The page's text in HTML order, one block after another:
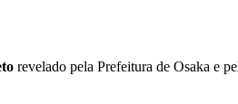
revelado pela Prefeitura de Osaka e